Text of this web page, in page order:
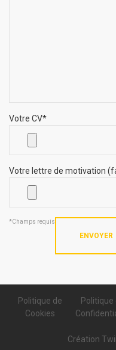
Votre CV*
Votre lettre de motivation
*Champs requis
Politique de
Cookies
Politique
Création